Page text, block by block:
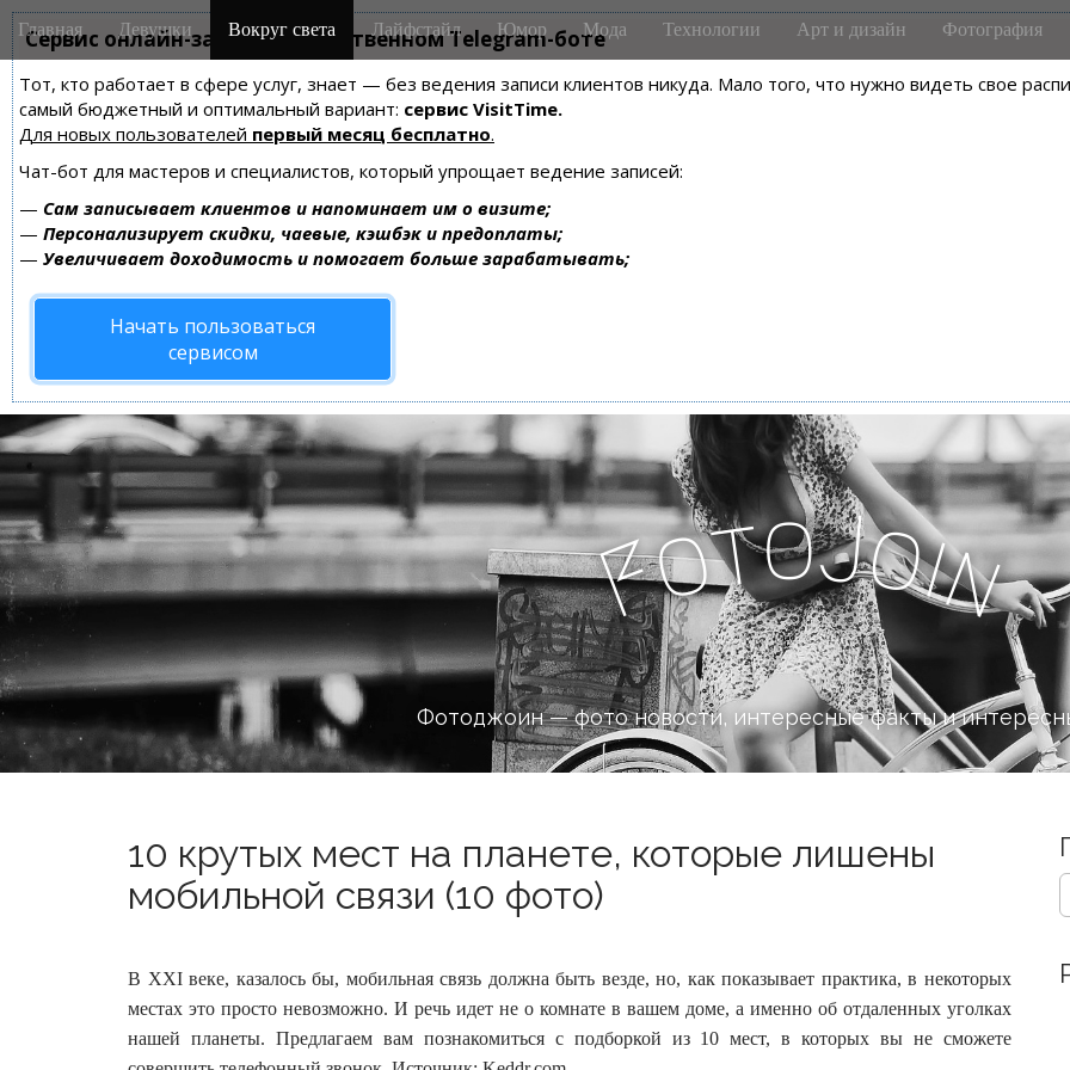
Сервис онлайн-записи на собственном Telegram-боте
Тот, кто работает в сфере услуг, знает — без ведения записи клиентов никуда. Мало того, что нужно видеть свое
самый бюджетный и оптимальный вариант: сервис VisitTime.
Для новых пользователей первый месяц бесплатно.
Чат-бот для мастеров и специалистов, который упрощает ведение записей:
— Сам записывает клиентов и напоминает им о визите;
— Персонализирует скидки, чаевые, кэшбэк и предоплаты;
— Увеличивает доходимость и помогает больше зарабатывать;
Начать пользоваться
сервисом
M
a
n
m
e
n
u
i
Главная Девушки Вокруг света Лайфстайл Юмор Мода Технологии Арт и дизайн Фотография
FotoJoi
n
Фотоджоин — фото новости, интересные факты и
10 крутых мест на планете, которые лишены
мобильной связи (10 фото)
В XXI веке, казалось бы, мобильная связь должна быть везде, но, как показывает практика, в некоторых
местах это просто невозможно. И речь идет не о комнате в вашем доме, а именно об отдаленных уголках
нашей планеты. Предлагаем вам познакомиться с подборкой из 10 мест, в которых вы не сможете
S
e
c